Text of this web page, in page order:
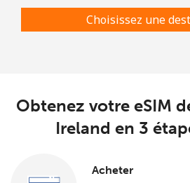
Choisissez une
Obtenez votre eSIM
Ireland en 3
Acheter